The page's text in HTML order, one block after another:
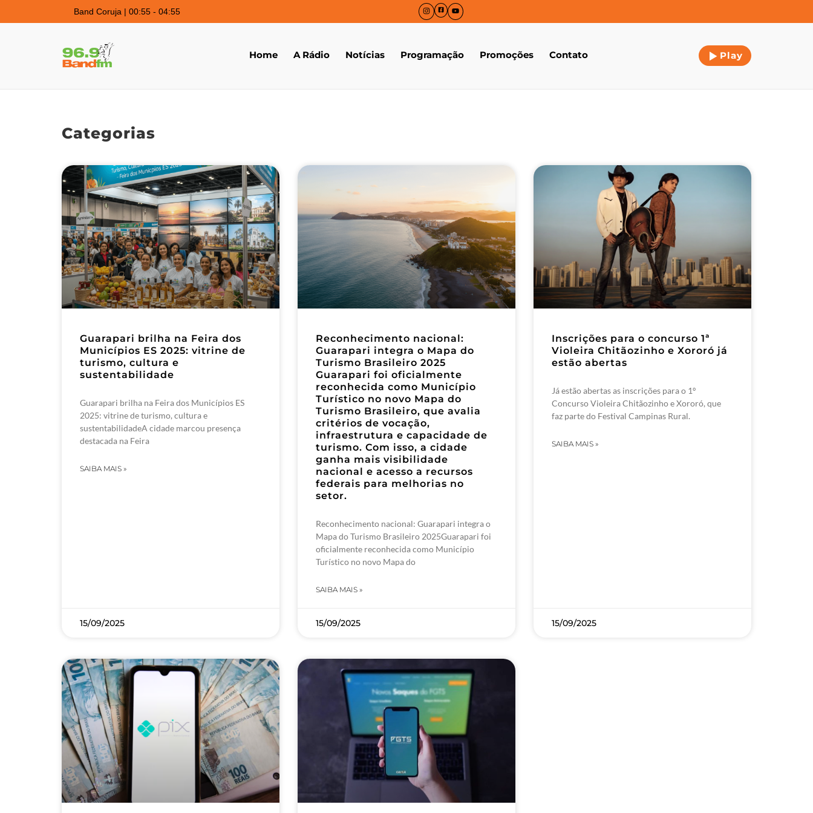
Band Coruja | 00:55 - 04:55
Home A Rádio Notícias Programação Promoções Contato Play
Categorias
Guarapari brilha na Feira dos
Municípios ES 2025: vitrine de
turismo, cultura e
sustentabilidade
Guarapari brilha na Feira dos Municípios ES
2025: vitrine de turismo, cultura e
sustentabilidadeA cidade marcou presença
destacada na Feira
SAIBA MAIS »
15/09/2025
Reconhecimento nacional:
Guarapari integra o Mapa do
Turismo Brasileiro 2025
Guarapari foi oficialmente
reconhecida como Município
Turístico no novo Mapa do
Turismo Brasileiro, que avalia
critérios de vocação,
infraestrutura e capacidade de
turismo. Com isso, a cidade
ganha mais visibilidade
nacional e acesso a recursos
federais para melhorias no
setor.
Reconhecimento nacional: Guarapari integra o
Mapa do Turismo Brasileiro 2025Guarapari foi
oficialmente reconhecida como Município
Turístico no novo Mapa do
SAIBA MAIS »
15/09/2025
Inscrições para o concurso 1ª
Violeira Chitãozinho e Xororó já
estão abertas
Já estão abertas as inscrições para o 1º
Concurso Violeira Chitãozinho e Xororó, que
faz parte do Festival Campinas Rural.
SAIBA MAIS »
15/09/2025